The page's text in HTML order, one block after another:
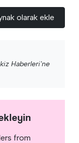
olarak ekle
Haberleri'ne
from